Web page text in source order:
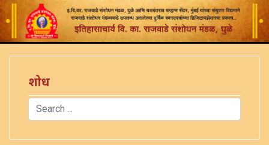
शोध
Search